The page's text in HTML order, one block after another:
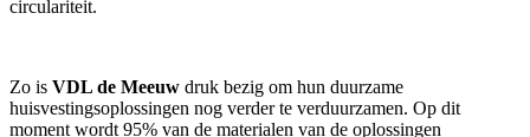
circulariteit.
Zo is VDL de Meeuw druk bezig om hun duurzame
huisvestingsoplossingen nog verder te verduurzamen. Op dit
moment wordt 95% van de materialen van de oplossingen